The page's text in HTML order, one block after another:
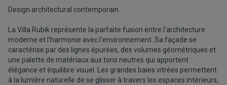
Design architectural contemporain.
La Villa Rubik représente la parfaite fusion entre l'architecture
moderne et l'harmonie avec l'environnement. Sa façade se
caractérise par des lignes épurées, des volumes géométriques et
une palette de matériaux aux tons neutres qui apportent
élégance et équilibre visuel. Les grandes baies vitrées permettent
à la lumière naturelle de se glisser à travers les espaces intérieurs,